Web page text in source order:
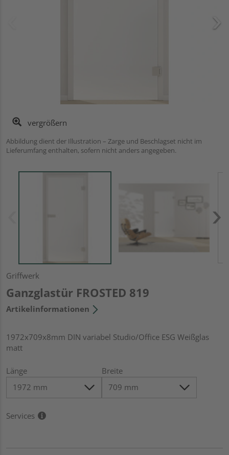
vergrößern
Abbildung dient der Illustration – Zarge und Beschlagset nicht im
Lieferumfang enthalten, sofern nicht anders angegeben.
Griffwerk
Ganzglastür FROSTED 819
Artikelinformationen
1972x709x8mm DIN variabel Studio/Office ESG Weißglas
matt
Länge Breite
Services